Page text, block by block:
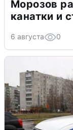
Морозов
канатки и
6 августа 0